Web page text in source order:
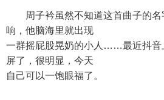
周子衿虽然不知道这首曲子的名
响，他脑海里就出现
一群摇屁股晃奶的小人……最近抖音
屏了，很明显，今天
自己可以一饱眼福了。